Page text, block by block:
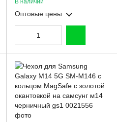
пудровый gs1
В наличии
Оптовые цены